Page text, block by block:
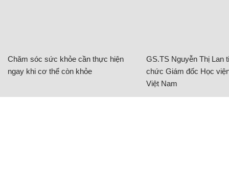
Chăm sóc sức khỏe cần thực hiện
ngay khi cơ thể còn khỏe
GS.TS Nguyễn Thị Lan
chức Giám đốc Học
Việt Nam